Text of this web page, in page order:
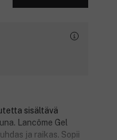
sisältävä
Lancôme Gel
ja raikas. Sopii